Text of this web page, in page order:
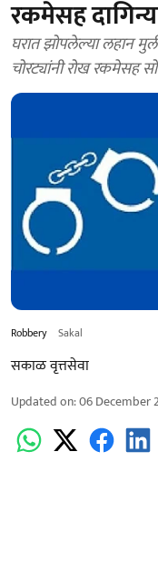
रकमेसह
घरात झोपलेल्या लहान
चोरट्यांनी रोख रकमेसह
Robbery Sakal
सकाळ वृत्तसेवा
Updated on:06 December